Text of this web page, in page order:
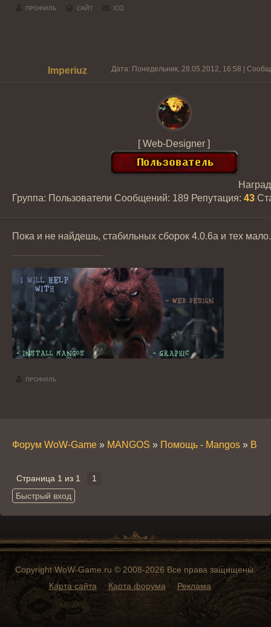
Imperiuz Дата: Понедельник, 28.05.2012, 16:58 |
[ Web-Designer ]
Группа: Пользователи Сообщений: 189 Репутация: 43
Пока и не найдешь, стабильных сборок 4.0.6а и тех мало.
Форум WoW-Game » MANGOS » Помощь - Mangos » В
Страница 1 из 1 1
Copyright WoW-Game.ru © 2008-2026 Все права защищены.
Карта сайта
Карта форума Реклама